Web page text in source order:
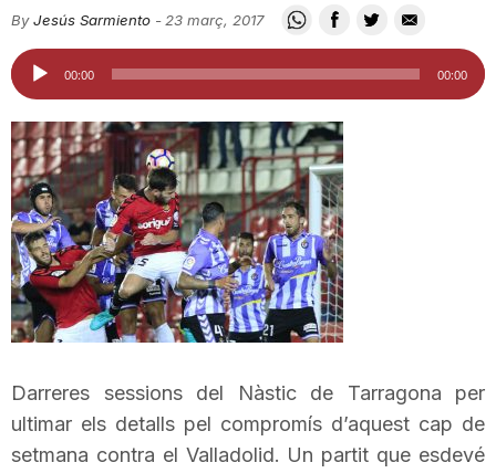
u
t
a
t
By Jesús Sarmiento - 23 març, 2017
Reproductor
d'àudio
00:00 00:00
Darreres sessions del Nàstic de Tarragona per
ultimar els detalls pel compromís d’aquest cap de
setmana contra el Valladolid. Un partit que esdevé